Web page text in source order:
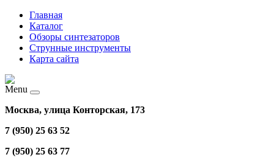
Главная
Каталог
Обзоры синтезаторов
Струнные инструменты
Карта сайта
Menu
Москва, улица Конторская, 173
7 (950) 25 63 52
7 (950) 25 63 77